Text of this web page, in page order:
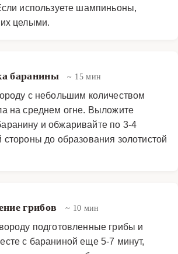
используете шампиньоны,
целыми.
баранины ~ 15 мин
с небольшим количеством
на среднем огне. Выложите
и обжаривайте по 3-4
до образования золотистой
грибов ~ 10 мин
подготовленные грибы и
с бараниной еще 5-7 минут,